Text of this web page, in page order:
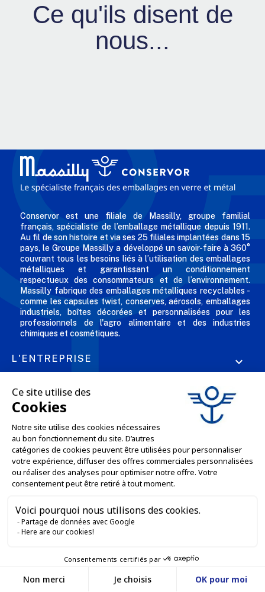
Ce qu'ils disent de
nous...
Conservor est une filiale de Massilly, groupe familial
français, spécialiste de l’emballage métallique depuis 1911.
Au fil de son histoire et via ses 25 filiales implantées dans 15
pays, le Groupe Massilly a développé un savoir-faire à 360°
couvrant tous les besoins liés à l’utilisation des emballages
métalliques et garantissant un conditionnement
respectueux des consommateurs et de l’environnement.
Massilly fabrique des emballages métalliques recyclables -
comme les capsules twist, conserves, aérosols, emballages
industriels, boîtes décorées et personnalisées pour les
professionnels de l'agro alimentaire et des industries
chimiques et cosmétiques.
L'ENTREPRISE 
NOS OFFRES 
SERVICES VENTE EN LIGNE 
GARDONS LE CONTACT
Nous contacter
SITE E-COMMERCE
Du lundi au vendredi
entre 13h30 et 17h